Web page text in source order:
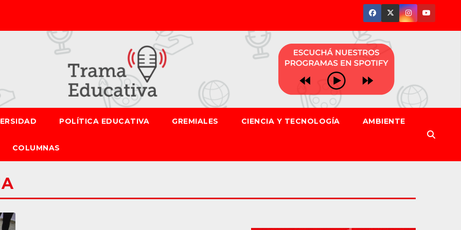
POLÍTICA EDUCATIVA GREMIALES CIENCIA Y TECNOLOGÍA AMBIENTE
COLUMNAS